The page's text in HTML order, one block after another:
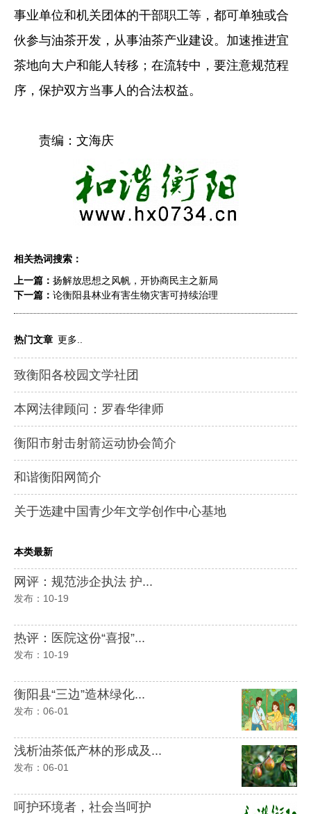
事业单位和机关团体的干部职工等，都可单独或合
伙参与油茶开发，从事油茶产业建设。加速推进宜
茶地向大户和能人转移；在流转中，要注意规范程
序，保护双方当事人的合法权益。
责编：文海庆
相关热词搜索：
上一篇： 扬解放思想之风帆，开协商民主之新局
下一篇： 论衡阳县林业有害生物灾害可持续治理
热门文章 更多..
致衡阳各校园文学社团
本网法律顾问：罗春华律师
衡阳市射击射箭运动协会简介
和谐衡阳网简介
关于选建中国青少年文学创作中心基地
本类最新
网评：规范涉企执法 护...
发布：10-19
热评：医院这份“喜报”...
发布：10-19
衡阳县“三边”造林绿化...
发布：06-01
浅析油茶低产林的形成及...
发布：06-01
呵护环境者，社会当呵护